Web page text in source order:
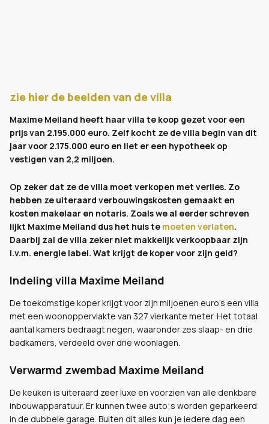
zie hier de beelden van de villa
Maxime Meiland heeft haar villa te koop gezet voor een
prijs van 2.195.000 euro. Zelf kocht ze de villa begin van dit
jaar voor 2.175.000 euro en liet er een hypotheek op
vestigen van 2,2 miljoen.
Op zeker dat ze de villa moet verkopen met verlies. Zo
hebben ze uiteraard verbouwingskosten gemaakt en
kosten makelaar en notaris. Zoals we al eerder schreven
lijkt Maxime Meiland dus het huis te moeten verlaten.
Daarbij zal de villa zeker niet makkelijk verkoopbaar zijn
i.v.m. energie label. Wat krijgt de koper voor zijn geld?
Indeling villa Maxime Meiland
De toekomstige koper krijgt voor zijn miljoenen euro's een villa
met een woonoppervlakte van 327 vierkante meter. Het totaal
aantal kamers bedraagt negen, waaronder zes slaap- en drie
badkamers, verdeeld over drie woonlagen.
Verwarmd zwembad Maxime Meiland
De keuken is uiteraard zeer luxe en voorzien van alle denkbare
inbouwapparatuur. Er kunnen twee auto;s worden geparkeerd
in de dubbele garage. Buiten dit alles kun je iedere dag een